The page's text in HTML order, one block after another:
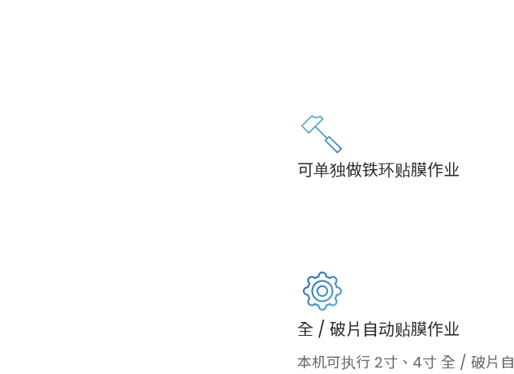
可单独做铁环贴膜作业
全 ∕ 破片自动贴膜作业
本机可执行 2寸、4寸 全 ∕ 破片自